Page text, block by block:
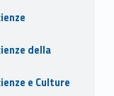
della
e Culture